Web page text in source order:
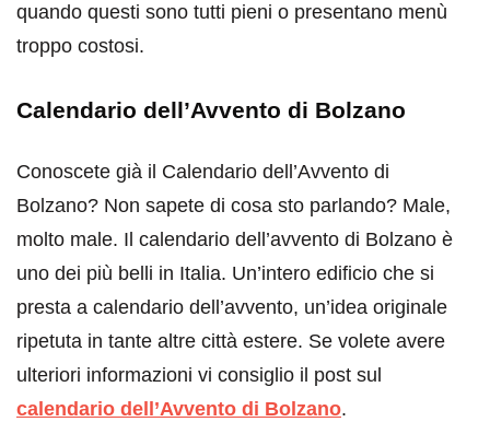
quando questi sono tutti pieni o presentano menù
troppo costosi.
Calendario dell’Avvento di Bolzano
Conoscete già il Calendario dell’Avvento di
Bolzano? Non sapete di cosa sto parlando? Male,
molto male. Il calendario dell’avvento di Bolzano è
uno dei più belli in Italia. Un’intero edificio che si
presta a calendario dell’avvento, un’idea originale
ripetuta in tante altre città estere. Se volete avere
ulteriori informazioni vi consiglio il post sul
calendario dell’Avvento di Bolzano.